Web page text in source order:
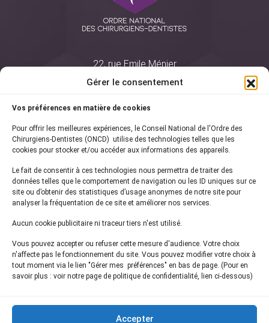
Gérer le consentement
Vos préférences en matière de cookies
Pour offrir les meilleures expériences, le Conseil National de l'Ordre des
Chirurgiens-Dentistes (ONCD) utilise des technologies telles que les
cookies pour stocker et/ou accéder aux informations des appareils.
Le fait de consentir à ces technologies nous permettra de traiter des
données telles que le comportement de navigation ou les ID uniques sur ce
site ou d’obtenir des statistiques d’usage anonymes de notre site pour
analyser la fréquentation de ce site et améliorer nos services.
Aucun cookie publicitaire ni traceur tiers n'est utilisé.
Vous pouvez accepter ou refuser cette mesure d'audience. Votre choix
n'affecte pas le fonctionnement du site. Vous pouvez modifier votre choix à
tout moment via le lien "Gérer mes préférences" en bas de page. (Pour en
savoir plus : voir notre page de politique de confidentialité, lien ci-dessous)
Accepter
22, rue Emile Ménier
75761 Paris Cedex 16
01 44 34 78 80
courrier@oncd.org
Actualités
Presse
Informations légales
Plan du site
Inscrivez-vous à notrenewsletter